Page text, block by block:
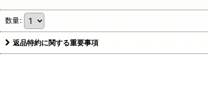
数量:
返品特約に関する重要事項